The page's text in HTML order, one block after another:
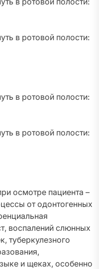
осмотре пациента –
от одонтогенных
воспалений слюнных
туберкулезного
и щеках, особенно